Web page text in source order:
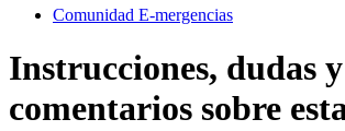
Comunidad E-mergencias
Instrucciones, dudas y
comentarios sobre